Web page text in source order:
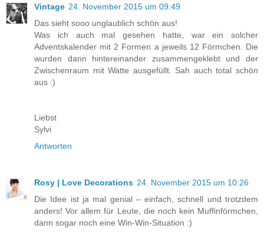
Vintage 24. November 2015 um 09:49
Das sieht sooo unglaublich schön aus!
Was ich auch mal gesehen hatte, war ein solcher
Adventskalender mit 2 Formen a jeweils 12 Förmchen. Die
wurden dann hintereinander zusammengeklebt und der
Zwischenraum mit Watte ausgefüllt. Sah auch total schön
aus :)
Liebst
Sylvi
Antworten
Rosy | Love Decorations 24. November 2015 um 10:26
Die Idee ist ja mal genial – einfach, schnell und trotzdem
anders! Vor allem für Leute, die noch kein Muffinförmchen,
dann sogar noch eine Win-Win-Situation :)